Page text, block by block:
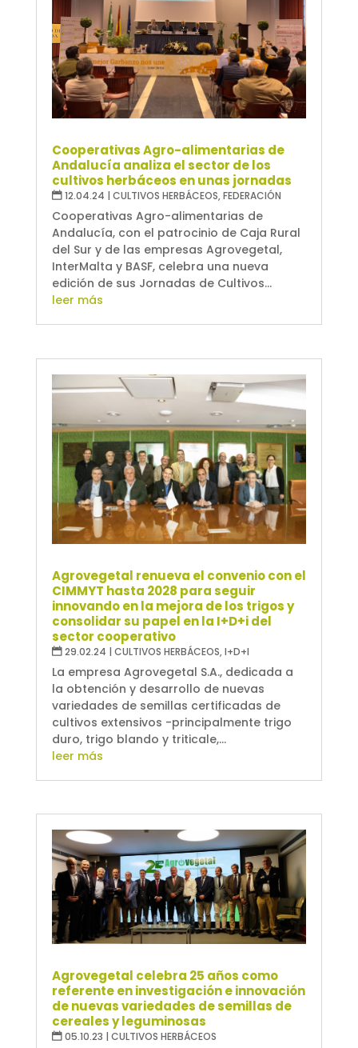
Cooperativas Agro-alimentarias de
Andalucía analiza el sector de los
cultivos herbáceos en unas jornadas
12.04.24 | CULTIVOS HERBÁCEOS,FEDERACIÓN
Cooperativas Agro-alimentarias de
Andalucía, con el patrocinio de Caja Rural
del Sur y de las empresas Agrovegetal,
InterMalta y BASF, celebra una nueva
edición de sus Jornadas de Cultivos...
leer más
Agrovegetal renueva el convenio con el
CIMMYT hasta 2028 para seguir
innovando en la mejora de los trigos y
consolidar su papel en la I+D+i del
sector cooperativo
29.02.24 | CULTIVOS HERBÁCEOS,I+D+I
La empresa Agrovegetal S.A., dedicada a
la obtención y desarrollo de nuevas
variedades de semillas certificadas de
cultivos extensivos -principalmente trigo
duro, trigo blando y triticale,...
leer más
Agrovegetal celebra 25 años como
referente en investigación e innovación
de nuevas variedades de semillas de
cereales y leguminosas
05.10.23 | CULTIVOS HERBÁCEOS